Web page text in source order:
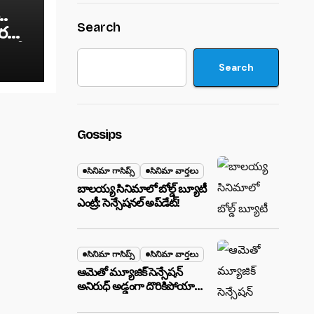
Search
Search
Gossips
సినిమా గాసిప్స్ సినిమా వార్తలు
బాలయ్య సినిమాలో బోల్డ్ బ్యూటీ
ఎంట్రీ: సెన్సేషనల్ అప్‌డేట్!
సినిమా గాసిప్స్ సినిమా వార్తలు
ఆమెతో మ్యూజిక్ సెన్సేషన్
అనిరుధ్ అడ్డంగా దొరికిపోయారా?